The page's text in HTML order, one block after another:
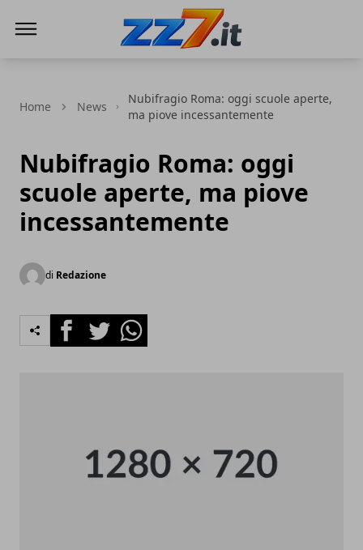
Home News
Nubifragio Roma: oggi scuole aperte,
ma piove incessantemente
Nubifragio Roma: oggi
scuole aperte, ma piove
incessantemente
di Redazione
FacebookTwitterWhatsapp